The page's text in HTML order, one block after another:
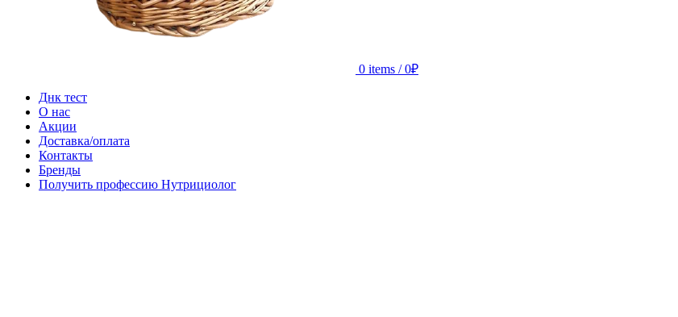
0 items / 0₽
Днк тест
О нас
Акции
Доставка/оплата
Контакты
Бренды
Получить профессию Нутрициолог